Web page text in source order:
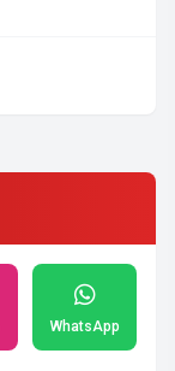
WhatsApp